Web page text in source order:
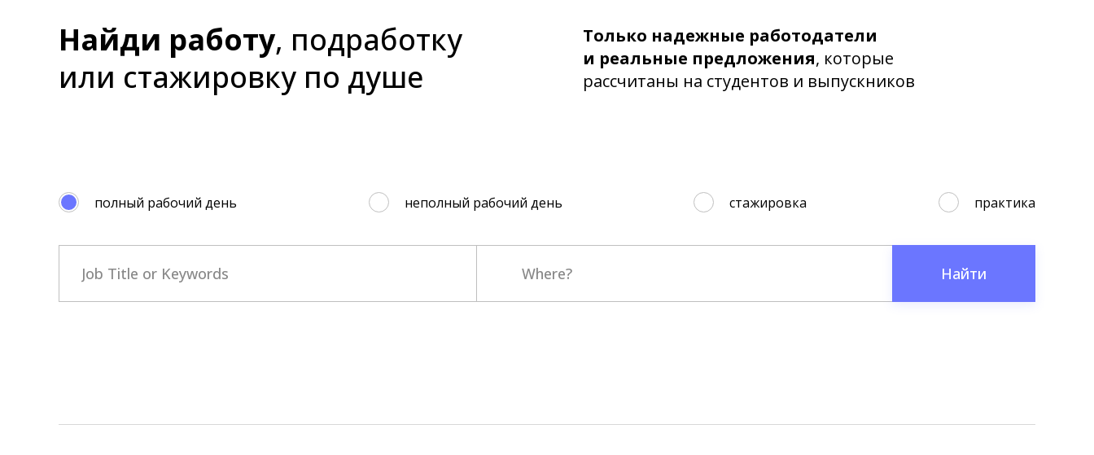
Найди работу, подработку
или стажировку по душе
Только надежные работодатели
и реальные предложения, которые
рассчитаны на студентов и выпускников
полный рабочий день неполный рабочий день стажировка практика
Найти